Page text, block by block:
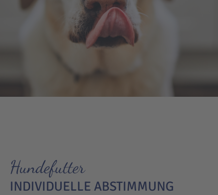
Hundefutter
INDIVIDUELLE ABSTIMMUNG